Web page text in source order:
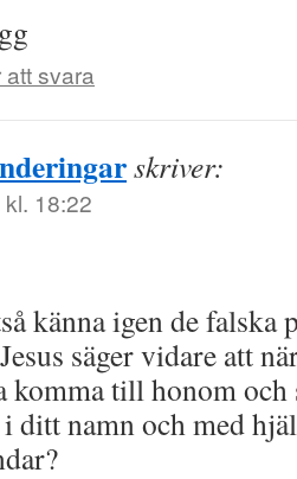
svara
skriver:
18:22
känna igen de falska
säger vidare att
komma till honom
ditt namn och med